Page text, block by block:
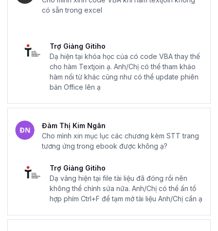
Mà hầu hết những công việc liên quan tới ứng dụng VBA
ứng dụng ngay vào thực tế.
Chính vì thế Ebook này giúp bạn tổng hợp các đoạn code
VBA thường gặp nhất trong quá trình làm việc. Những
đoạn code tuy không phải hoàn toàn do tác giả sáng tạo
một cách dễ hiểu và dễ sử dụng hơn. Việc này giúp bạn
tiết kiệm được nhiều thời gian tìm kiếm, đọc hiểu, chạy thử
mà có thể yên tâm sử dụng.
Hãy nhấn vào đăng ký ngay để tảiEbook thư viện code
có sẵn trong excel
Trợ Giảng Gitiho
Dạ hiện tại khóa học của có code VBA thay thế
cho hàm Textjoin ạ. Anh/Chị có thể tham khảo
hàm nối từ khác cũng như có thể update phiên
bản Office lên ạ
Đàm Thị Kim Ngân
Cho mình xin mục lục các chương kèm STT trang
tương ứng trong ebook được không ạ?
Trợ Giảng Gitiho
Dạ vâng hiện tại file tài liệu đã đóng rồi nên
không thể chỉnh sửa nữa. Anh/Chị có thể ấn tổ
hợp phím Ctrl+F để tạm mở tài liệu Anh/Chị cần ạ